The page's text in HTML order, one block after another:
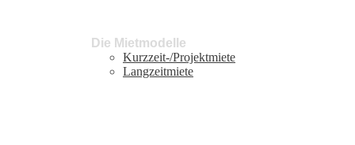
Die Mietmodelle
Kurzzeit-/Projektmiete
Langzeitmiete